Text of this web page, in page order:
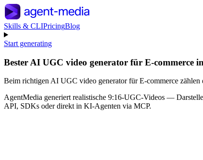
Skills & CLIPricingBlog
Start generating
Bester AI UGC video generator für E-commerce
Beim richtigen AI UGC video generator für E-commerce
AgentMedia generiert realistische 9:16-UGC-Videos —
API, SDKs oder direkt in KI-Agenten via MCP.